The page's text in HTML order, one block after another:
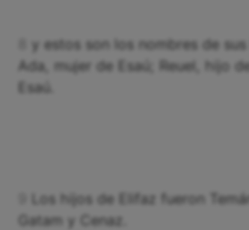
y estos son los nombres de
Ada, mujer de Esaú; Reuel, hijo
Esaú.
Los hijos de Elifaz fueron
Gatam y Cenaz.